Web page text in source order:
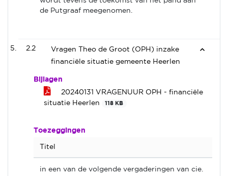
de Putgraaf meegenomen.
2.2
Vragen Theo de Groot (OPH) inzake
financiële situatie gemeente Heerlen
Bijlagen
20240131 VRAGENUUR OPH - financiële
situatie Heerlen
118 KB
Toezeggingen
Titel
in een van de volgende vergaderingen van cie.